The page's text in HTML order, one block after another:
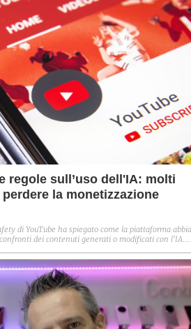
regole sull’uso dell'IA: molti
la monetizzazione
di YouTube ha spiegato come la piattaforma abbia
dei contenuti generati o modificati con l'IA.